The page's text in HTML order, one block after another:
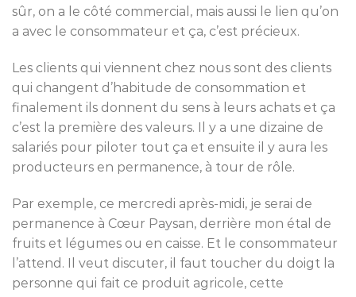
sûr, on a le côté commercial, mais aussi le lien qu’on
a avec le consommateur et ça, c’est précieux.
Les clients qui viennent chez nous sont des clients
qui changent d’habitude de consommation et
finalement ils donnent du sens à leurs achats et ça
c’est la première des valeurs. Il y a une dizaine de
salariés pour piloter tout ça et ensuite il y aura les
producteurs en permanence, à tour de rôle.
Par exemple, ce mercredi après-midi, je serai de
permanence à Cœur Paysan, derrière mon étal de
fruits et légumes ou en caisse. Et le consommateur
l’attend. Il veut discuter, il faut toucher du doigt la
personne qui fait ce produit agricole, cette